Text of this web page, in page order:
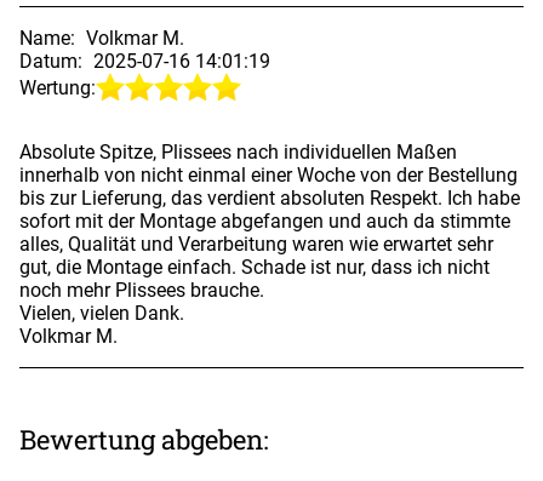
Name: Volkmar M.
Datum: 2025-07-16 14:01:19
Wertung:
Absolute Spitze, Plissees nach individuellen Maßen
innerhalb von nicht einmal einer Woche von der Bestellung
bis zur Lieferung, das verdient absoluten Respekt. Ich habe
sofort mit der Montage abgefangen und auch da stimmte
alles, Qualität und Verarbeitung waren wie erwartet sehr
gut, die Montage einfach. Schade ist nur, dass ich nicht
noch mehr Plissees brauche.
Vielen, vielen Dank.
Volkmar M.
Bewertung abgeben: